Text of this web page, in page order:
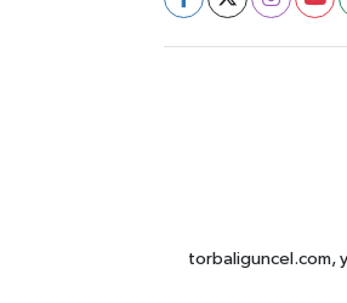
torbaliguncel.com,